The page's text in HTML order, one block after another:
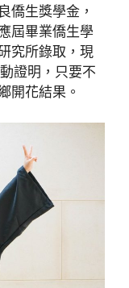
僑生獎學金，
屆畢業僑生學
究所錄取，現
證明，只要不
開花結果。